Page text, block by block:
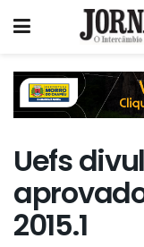
Uefs
2015.1